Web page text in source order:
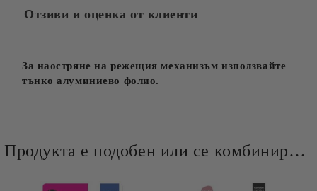
Отзиви и оценка от клиенти
За наостряне на режещия механизъм използвайте
тънко алуминиево фолио.
Продукта е подобен или се комбинира добре и със следните продукти :